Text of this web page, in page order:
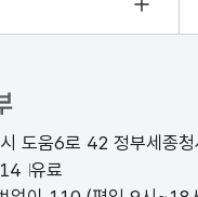
도움6로 42 정부세종청
유료